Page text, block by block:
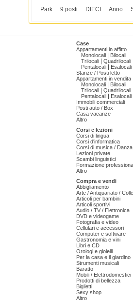
Park
9 posti DIECI Anno
Case
Appartamenti in affitto
Monolocali
Bilocali
Trilocali
Quadrilocali
Pentalocali
Esalocali
Stanze / Posti letto
Appartamenti in vendita
Monolocali
Bilocali
Trilocali
Quadrilocali
Pentalocali
Esalocali
Immobili commerciali
Posti auto / Box
Casa vacanze
Altro
Corsi e lezioni
Corsi di lingua
Corsi d'informatica
Corsi di musica /
Lezioni private
Scambi linguistici
Formazione
Altro
Compra e vendi
Abbigliamento
Arte / Antiquariato /
Articoli per bambini
Articoli sportivi
Audio / TV / Elettronica
DVD e videogame
Fotografia e video
Cellulari e accessori
Computer e software
Gastronomia e vini
Libri e CD
Orologi e gioielli
Per la casa e il giardino
Strumenti musicali
Baratto
Mobili / Elettrodomestici
Prodotti di bellezza
Biglietti
Sexy shop
Altro